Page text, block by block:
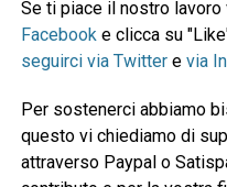
Se ti piace il nostro lavoro
Facebooke clicca su
seguirci via Twittere via
Per sostenerci abbiamo
questo vi chiediamo di
attraverso Paypal o